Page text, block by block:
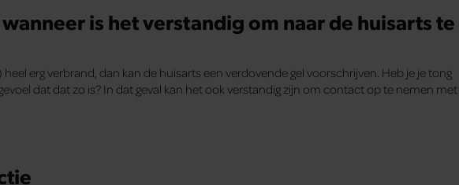
is het verstandig om naar de huisarts te
erg verbrand, dan kan de huisarts een verdovende gel voorschrijven. Heb je je tong
dat dat zo is? In dat geval kan het ook verstandig zijn om contact op te nemen met